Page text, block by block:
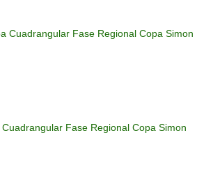
Cuadrangular Fase Regional Copa Simon
Fase Regional Copa Simon